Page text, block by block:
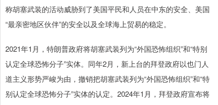
称胡塞武装的活动威胁到了美国平民和人员在中东的安全、美国
“最亲密地区伙伴”的安全以及全球海上贸易的稳定。
2021年1月，特朗普政府将胡塞武装列为“外国恐怖组织”和“特别
认定全球恐怖分子”实体。同年2月，新上台的拜登政府以也门人
道主义形势严峻为由，撤销把胡塞武装列为“外国恐怖组织”和“特
别认定全球恐怖分子”实体的认定。2024年1月，拜登政府宣布将